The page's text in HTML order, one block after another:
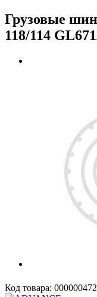
Грузовые
118/114
Код товара: